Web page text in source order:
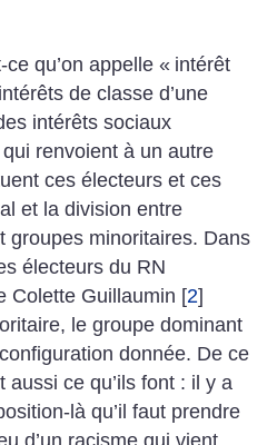
qu’on appelle « intérêt
de classe d’une
intérêts sociaux
renvoient à un autre
ces électeurs et ces
et la division entre
groupes minoritaires. Dans
électeurs du RN
Colette Guillaumin [2]
le groupe dominant
donnée. De ce
ce qu’ils font : il y a
là qu’il faut prendre
d’un racisme qui vient